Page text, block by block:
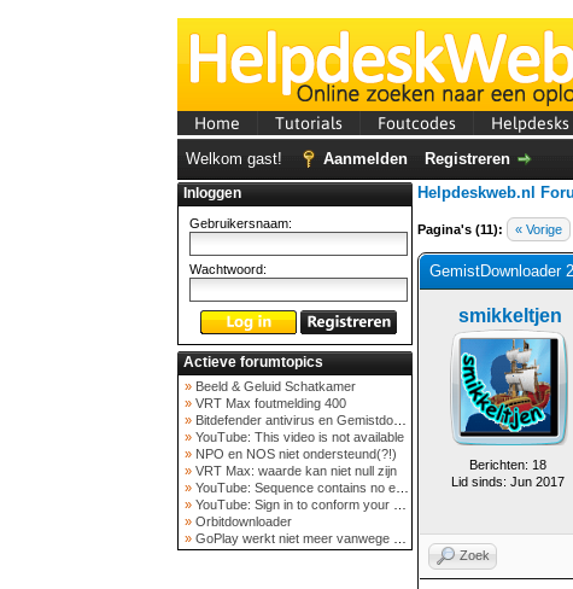
Home Tutorials Foutcodes Helpdesks
Welkom gast! Aanmelden Registreren
Inloggen
Gebruikersnaam:
Wachtwoord:
Actieve forumtopics
» Beeld & Geluid Schatkamer
» VRT Max foutmelding 400
» Bitdefender antivirus en Gemistdowloader
» YouTube: This video is not available
» NPO en NOS niet ondersteund(?!)
» VRT Max: waarde kan niet null zijn
» YouTube: Sequence contains no elements
» YouTube: Sign in to conform your not a bot
» Orbitdownloader
» GoPlay werkt niet meer vanwege nieuwe webadres
Helpdeskweb.nl
Pagina's (11): « Vorige
GemistDownloader
smikkeltjen
Berichten: 18
Lid sinds: Jun 2017
Zoek